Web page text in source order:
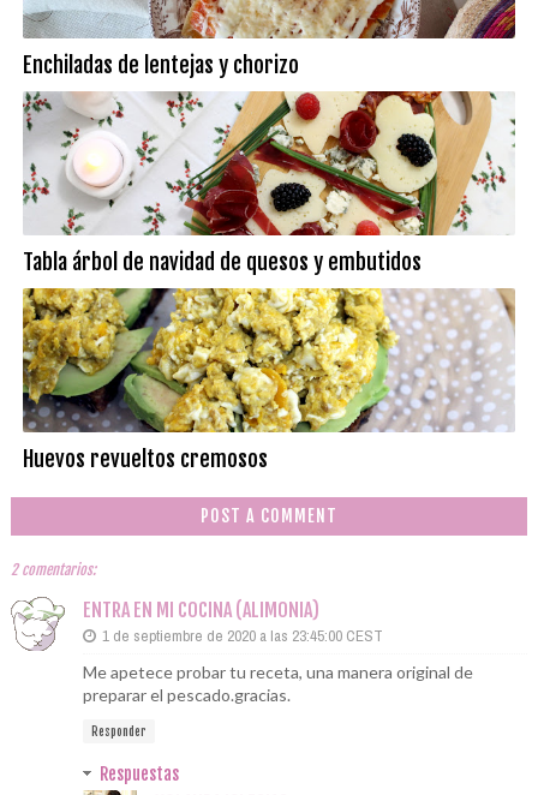
Enchiladas de lentejas y chorizo
Tabla árbol de navidad de quesos y embutidos
Huevos revueltos cremosos
POST A COMMENT
2 comentarios:
ENTRA EN MI COCINA (ALIMONIA)
1 de septiembre de 2020 a las 23:45:00 CEST
Me apetece probar tu receta, una manera original de
preparar el pescado.gracias.
Responder
Respuestas